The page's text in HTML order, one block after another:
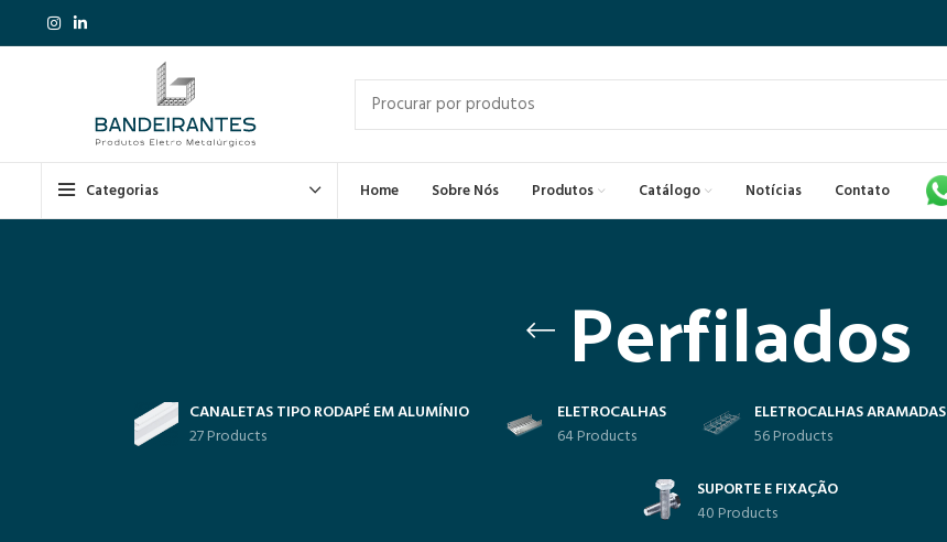
Categorias Home Sobre Nós Produtos Catálogo Notícias Contato
Perfilados
CANALETAS TIPO RODAPÉ EM ALUMÍNIO
27 Products
ELETROCALHAS
64 Products
ELETROCALHAS ARAMADAS
56 Products
SUPORTE E FIXAÇÃO
40 Products